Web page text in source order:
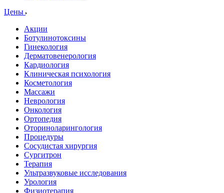
Цены
Акции
Ботулинотоксины
Гинекология
Дерматовенерология
Кардиология
Клиническая психология
Косметология
Массажи
Неврология
Онкология
Ортопедия
Оториноларингология
Процедуры
Сосудистая хирургия
Сургитрон
Терапия
Ультразвуковые исследования
Урология
Физиотерапия